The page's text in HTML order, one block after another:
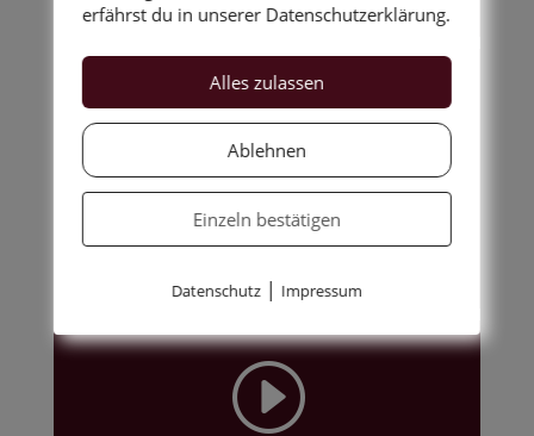
I
– Radio Korneuburg
I
erfährst du in unserer Datenschutzerklärung.
Alles zulassen
Ablehnen
Einzeln bestätigen
Datenschutz| Impressum